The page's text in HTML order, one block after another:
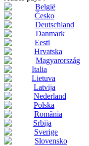
België
Česko
Deutschland
Danmark
Eesti
Hrvatska
Magyarország
Italia
Lietuva
Latvija
Nederland
Polska
România
Srbija
Sverige
Slovensko